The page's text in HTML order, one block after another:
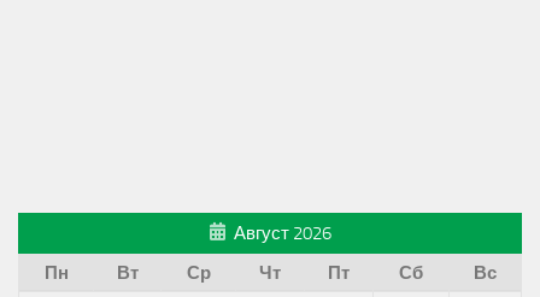
Август 2026
Пн
Вт Ср Чт Пт Сб
Вс